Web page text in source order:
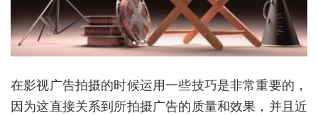
在影视广告拍摄的时候运用一些技巧是非常重要的，
因为这直接关系到所拍摄广告的质量和效果，并且近